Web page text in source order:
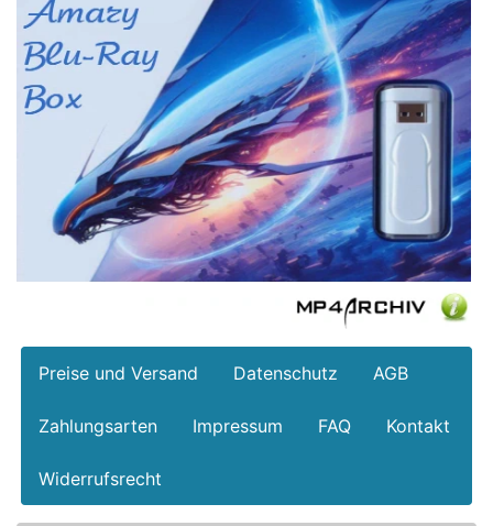
Preise und Versand Datenschutz AGB
Zahlungsarten Impressum FAQ Kontakt
Widerrufsrecht